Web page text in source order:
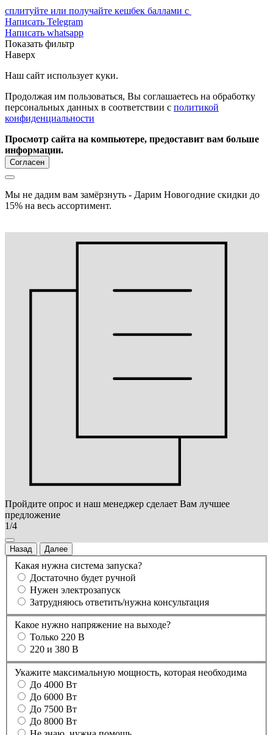
сплитуйте или получайте кешбек баллами с
Написать Telegram
Написать whatsapp
Показать фильтр
Наверх
Наш сайт использует куки.
Продолжая им пользоваться, Вы соглашаетесь на обработку
персональных данных в соответствии с политикой
конфиденциальности
Просмотр сайта на компьютере, предоставит вам больше
информации.
Согласен
Мы не дадим вам замёрзнуть - Дарим Новогодние скидки до
15% на весь ассортимент.
Пройдите опрос и наш менеджер сделает Вам лучшее
предложение
1/4
Назад Далее
Какая нужна система запуска?
Достаточно будет ручной
Нужен электрозапуск
Затрудняюсь ответить/нужна консультация
Какое нужно напряжение на выходе?
Только 220 В
220 и 380 В
Укажите максимальную мощность, которая необходима
До 4000 Вт
До 6000 Вт
До 7500 Вт
До 8000 Вт